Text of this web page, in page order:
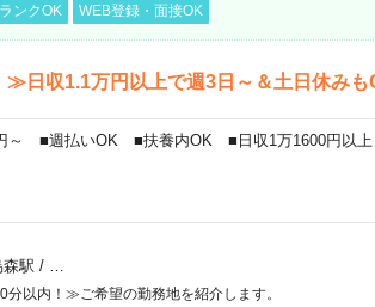
ンクOK WEB登録・面接OK
日収1.1万円以上で週3日～＆土日休みも
～ ■週払いOK ■扶養内OK ■日収1万1600円以上
森駅 /
以内！≫ご希望の勤務地を紹介します。